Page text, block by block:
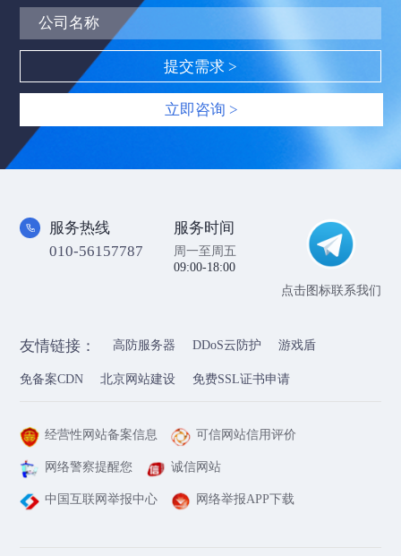
立即咨询 >
服务热线
010-56157787
服务时间
周一至周五
09:00-18:00
点击图标联系我们
友情链接： 高防服务器 DDoS云防护 游戏盾
免备案CDN 北京网站建设 免费SSL证书申请
经营性网站备案信息 可信网站信用评价
网络警察提醒您 诚信网站
中国互联网举报中心 网络举报APP下载